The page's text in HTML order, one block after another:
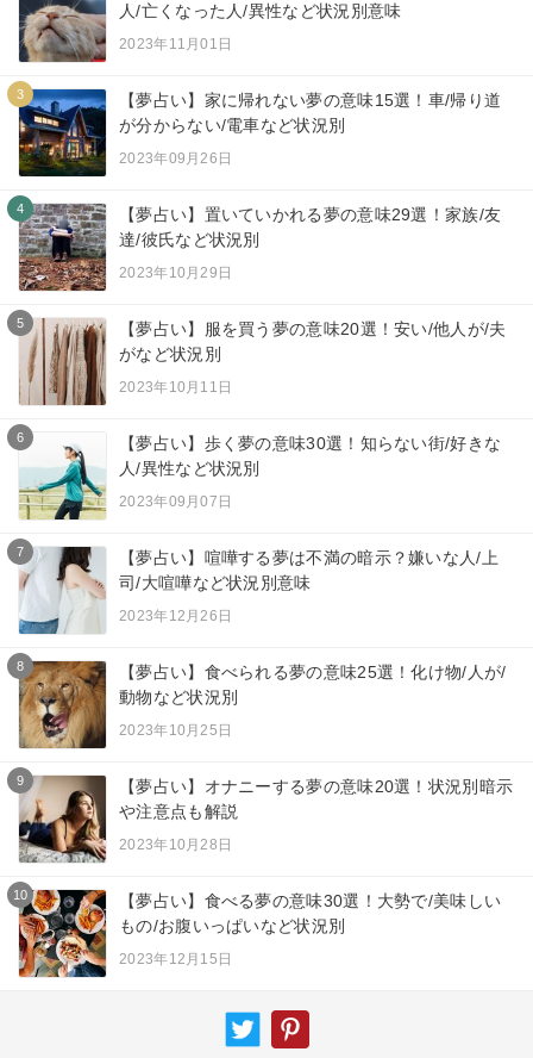
人/亡くなった人/異性など状況別意味
2023年11月01日
3
【夢占い】家に帰れない夢の意味15選！車/帰り道
が分からない/電車など状況別
2023年09月26日
4
【夢占い】置いていかれる夢の意味29選！家族/友
達/彼氏など状況別
2023年10月29日
5
【夢占い】服を買う夢の意味20選！安い/他人が/夫
がなど状況別
2023年10月11日
6
【夢占い】歩く夢の意味30選！知らない街/好きな
人/異性など状況別
2023年09月07日
7
【夢占い】喧嘩する夢は不満の暗示？嫌いな人/上
司/大喧嘩など状況別意味
2023年12月26日
8
【夢占い】食べられる夢の意味25選！化け物/人が/
動物など状況別
2023年10月25日
9
【夢占い】オナニーする夢の意味20選！状況別暗示
や注意点も解説
2023年10月28日
10
【夢占い】食べる夢の意味30選！大勢で/美味しい
もの/お腹いっぱいなど状況別
2023年12月15日